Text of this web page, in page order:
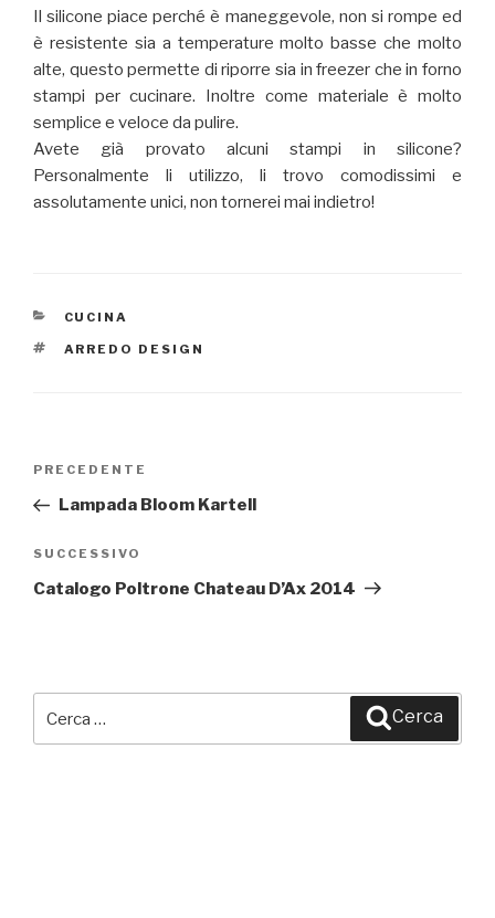
Il silicone piace perché è maneggevole, non si rompe ed
è resistente sia a temperature molto basse che molto
alte, questo permette di riporre sia in freezer che in forno
stampi per cucinare. Inoltre come materiale è molto
semplice e veloce da pulire.
Avete già provato alcuni stampi in silicone?
Personalmente li utilizzo, li trovo comodissimi e
assolutamente unici, non tornerei mai indietro!
CATEGORIE
CUCINA
TAG
ARREDO DESIGN
Navigazione
Articolo
precedente:
PRECEDENTE
Lampada Bloom Kartell
Articolo
successivo
SUCCESSIVO
Catalogo Poltrone Chateau D’Ax 2014
Cerca